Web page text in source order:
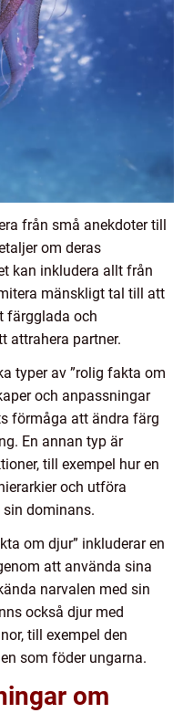
från små anekdoter till
om deras
kan inkludera allt från
mänskligt tal till att
färgglada och
attrahera partner.
typer av ”rolig fakta om
och anpassningar
förmåga att ändra färg
En annan typ är
till exempel hur en
och utföra
dominans.
om djur” inkluderar en
att använda sina
narvalen med sin
också djur med
till exempel den
som föder ungarna.
om